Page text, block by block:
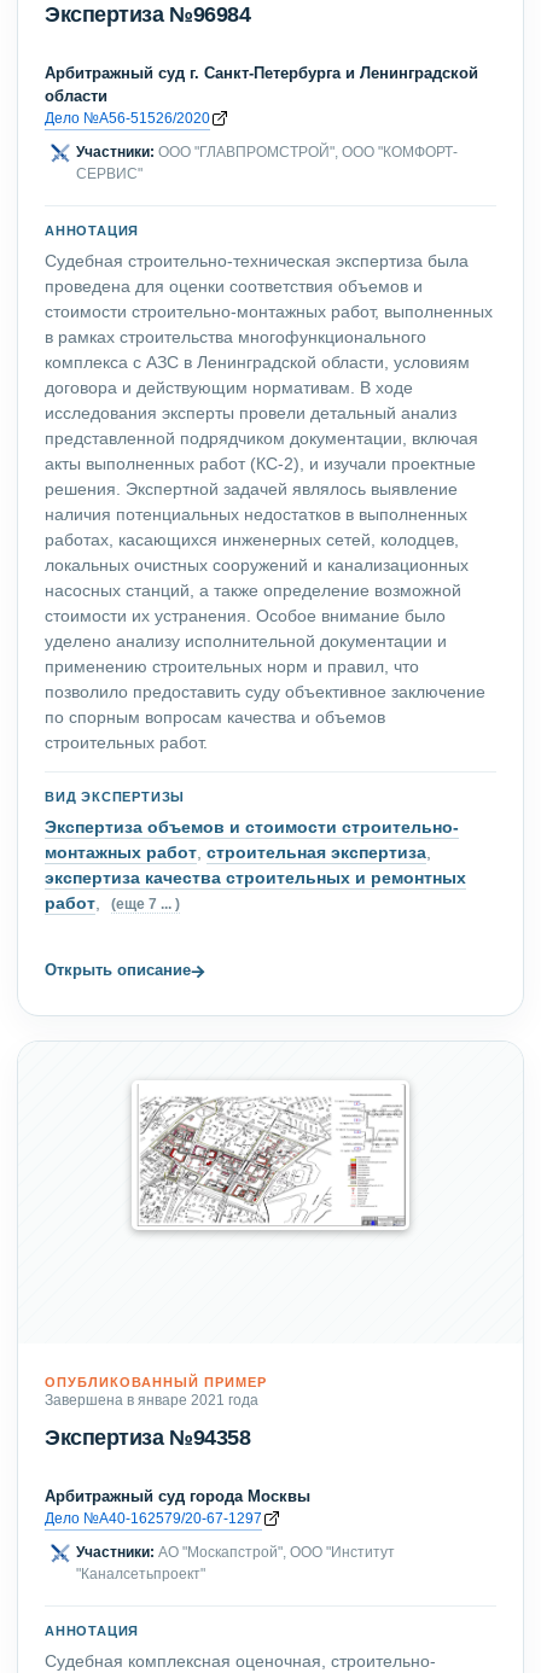
Экспертиза №96984
Арбитражный суд г. Санкт-Петербурга и Ленинградской
области
Дело №А56-51526/2020
Участники: ООО "ГЛАВПРОМСТРОЙ", ООО "КОМФОРТ-
СЕРВИС"
АННОТАЦИЯ
Судебная строительно-техническая экспертиза была
проведена для оценки соответствия объемов и
стоимости строительно-монтажных работ, выполненных
в рамках строительства многофункционального
комплекса с АЗС в Ленинградской области, условиям
договора и действующим нормативам. В ходе
исследования эксперты провели детальный анализ
представленной подрядчиком документации, включая
акты выполненных работ (КС-2), и изучали проектные
решения. Экспертной задачей являлось выявление
наличия потенциальных недостатков в выполненных
работах, касающихся инженерных сетей, колодцев,
локальных очистных сооружений и канализационных
насосных станций, а также определение возможной
стоимости их устранения. Особое внимание было
уделено анализу исполнительной документации и
применению строительных норм и правил, что
позволило предоставить суду объективное заключение
по спорным вопросам качества и объемов
строительных работ.
ВИД ЭКСПЕРТИЗЫ
Экспертиза объемов и стоимости строительно-
монтажных работ, строительная экспертиза,
экспертиза качества строительных и ремонтных
работ, (еще 7 ... )
Открыть описание→
ОПУБЛИКОВАННЫЙ ПРИМЕР
Завершена в январе 2021 года
Экспертиза №94358
Арбитражный суд города Москвы
Дело №А40-162579/20-67-1297
Участники: АО "Москапстрой", ООО "Институт
"Каналсетьпроект"
АННОТАЦИЯ
Судебная комплексная оценочная, строительно-